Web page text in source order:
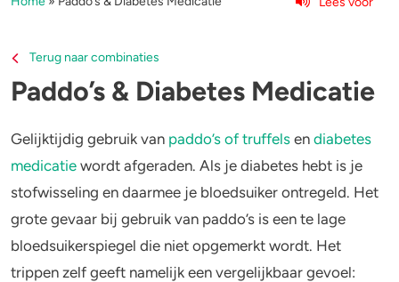
Menu
XTC / MDMA
Cocaïne
3-MMC
GHB
Aantoonbaarheid
Zwangerschap
Drugs & de wet
Combinaties & medicijnen
Zorgen om iemand
Terug naar combinaties
Paddo’s & Diabetes Medicatie
Gelijktijdig gebruik van paddo’s of truffels en diabetes
medicatie wordt afgeraden. Als je diabetes hebt is je
stofwisseling en daarmee je bloedsuiker ontregeld. Het
grote gevaar bij gebruik van paddo’s is een te lage
bloedsuikerspiegel die niet opgemerkt wordt. Het
trippen zelf geeft namelijk een vergelijkbaar gevoel: